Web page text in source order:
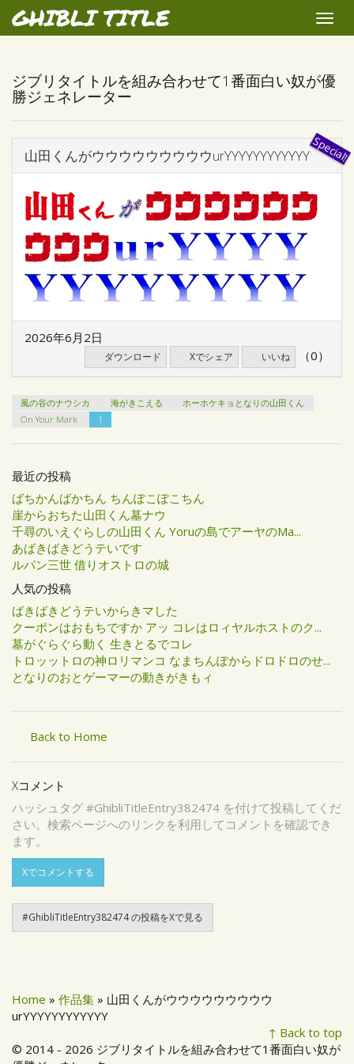
GHIBLI TITLE
Toggle
ジブリタイトルを組み合わせて1番面白い奴が優
勝ジェネレーター
山田くんがウウウウウウウウウurYYYYYYYYYYYY
2026年6月2日
ダウンロード Xでシェア いいね （0）
風の谷のナウシカ 海がきこえる
ホーホケキョとなりの山田くん
On Your Mark
1
最近の投稿
ばちかんばかちん ちんぽこぽこちん
崖からおちた山田くん墓ナウ
千尋のいえぐらしの山田くん Yoruの島でアーヤのMa...
あばきばきどうテいです
ルパン三世 借りオストロの城
人気の投稿
ばきばきどうテいからきマした
クーポンはおもちですか アッ コレはロィヤルホストのク...
墓がぐらぐら動く 生きとるでコレ
トロッットロの神ロリマンコ なまちんぽからドロドロのせ...
となりのおとゲーマーの動きがきもィ
Back to Home
Xコメント
ハッシュタグ #GhibliTitleEntry382474 を付けて投稿してくだ
さい。検索ページへのリンクを利用してコメントを確認でき
ます。
Xでコメントする
#GhibliTitleEntry382474 の投稿をXで見る
Home » 作品集 » 山田くんがウウウウウウウウウ
urYYYYYYYYYYYY
↑ Back to top
© 2014 - 2026 ジブリタイトルを組み合わせて1番面白い奴が